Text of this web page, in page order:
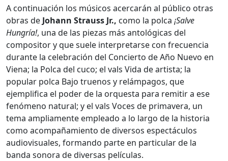
A continuación los músicos acercarán al público otras
obras de Johann Strauss Jr., como la polca ¡Salve
Hungría!, una de las piezas más antológicas del
compositor y que suele interpretarse con frecuencia
durante la celebración del Concierto de Año Nuevo en
Viena; la Polca del cuco; el vals Vida de artista; la
popular polca Bajo truenos y relámpagos, que
ejemplifica el poder de la orquesta para remitir a ese
fenómeno natural; y el vals Voces de primavera, un
tema ampliamente empleado a lo largo de la historia
como acompañamiento de diversos espectáculos
audiovisuales, formando parte en particular de la
banda sonora de diversas películas.